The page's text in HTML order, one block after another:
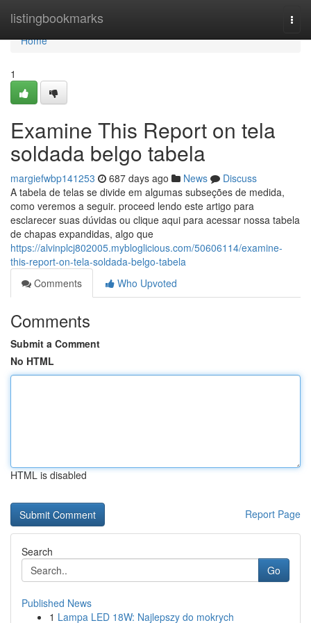
listingbookmarks
Home
Home
1
Examine This Report on tela
soldada belgo tabela
margiefwbp141253 687 days ago News
Discuss
A tabela de telas se divide em algumas subseções de medida,
como veremos a seguir. proceed lendo este artigo para
esclarecer suas dúvidas ou clique aqui para acessar nossa tabela
de chapas expandidas, algo que
https://alvinplcj802005.mybloglicious.com/50606114/examine-
this-report-on-tela-soldada-belgo-tabela
Comments
Who Upvoted
Comments
Submit a Comment
No HTML
HTML is disabled
Report Page
Search
Go
Published News
1 Lampa LED 18W: Najlepszy do mokrych